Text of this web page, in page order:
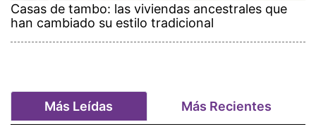
Casas de tambo: las viviendas ancestrales que
han cambiado su estilo tradicional
Más Leídas Más Recientes